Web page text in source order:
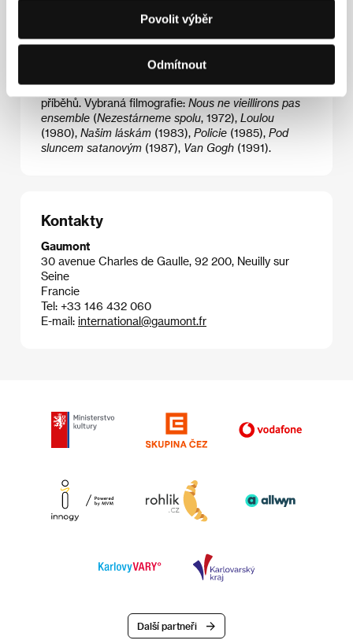
Povolit výběr
Odmítnout
tvorbu staly charakteristickými. Jako by vyšel ze
stylu o generaci staršího Roberta Bressona, s nímž
ho pojil silný zájem o malířství, jeho filmy se vyznačují
strohostí výrazu, důrazem na významuplný detail,
statičností kamery, nápadnou délkou záběrů a
zejména distancí od postav i jejich dramatických
příběhů. Vybraná filmografie: Nous ne vieillirons pas
ensemble (Nezestárneme spolu, 1972), Loulou
(1980), Našim láskám (1983), Policie (1985), Pod
sluncem satanovým (1987), Van Gogh (1991).
Kontakty
Gaumont
30 avenue Charles de Gaulle, 92 200, Neuilly sur
Seine
Francie
Tel: +33 146 432 060
E-mail: international@gaumont.fr
Další partneři